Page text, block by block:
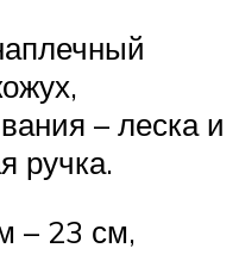
– леска и
ручка.
– 23 см,